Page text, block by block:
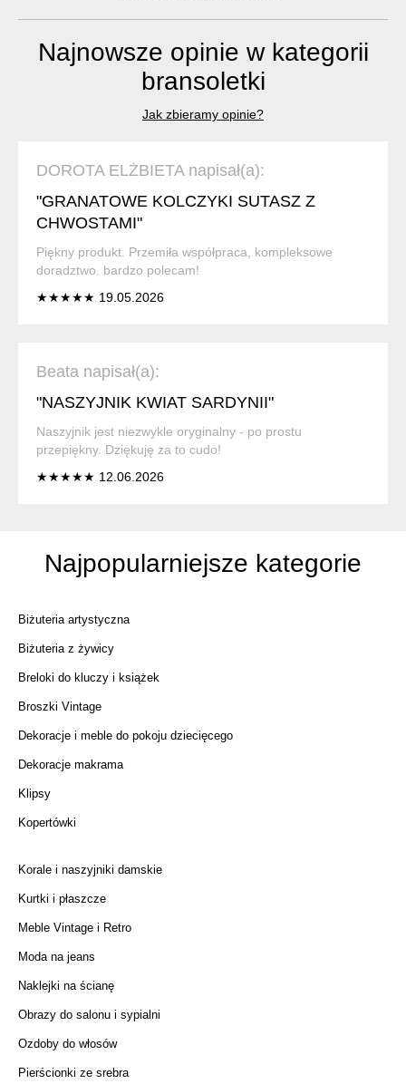
Najnowsze opinie w kategorii
bransoletki
Jak zbieramy opinie?
DOROTA ELŻBIETA napisał(a):
"GRANATOWE KOLCZYKI SUTASZ Z
CHWOSTAMI"
Piękny produkt. Przemiła współpraca, kompleksowe
doradztwo. bardzo polecam!
★★★★★ 19.05.2026
Beata napisał(a):
"NASZYJNIK KWIAT SARDYNII"
Naszyjnik jest niezwykle oryginalny - po prostu
przepiękny. Dziękuję za to cudo!
★★★★★ 12.06.2026
Najpopularniejsze kategorie
Biżuteria artystyczna
Biżuteria z żywicy
Breloki do kluczy i książek
Broszki Vintage
Dekoracje i meble do pokoju dziecięcego
Dekoracje makrama
Klipsy
Kopertówki
Korale i naszyjniki damskie
Kurtki i płaszcze
Meble Vintage i Retro
Moda na jeans
Naklejki na ścianę
Obrazy do salonu i sypialni
Ozdoby do włosów
Pierścionki ze srebra